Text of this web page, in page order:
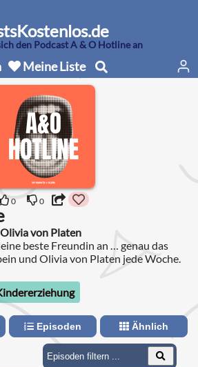
den Podcast A & O Hotline an
Meine Liste
0 0
von Platen
beste Freundin an … genau das
und Olivia von Platen jede Woche.
Episoden Ähnlich